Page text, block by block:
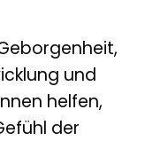
und
helfen,
der